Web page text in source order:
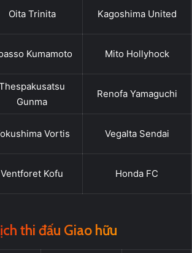
Oita Trinita Kagoshima United
Kumamoto Mito Hollyhock
Gunma
Renofa Yamaguchi
Vortis Vegalta Sendai
Ventforet Kofu Honda FC
thi đấu Giao hữu